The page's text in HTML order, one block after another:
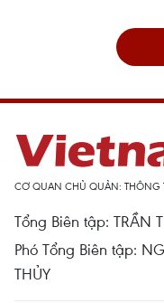
CƠ QUAN CHỦ QUẢN: THÔNG
Tổng Biên tập: TRẦN
Phó Tổng Biên tập:
THỦY